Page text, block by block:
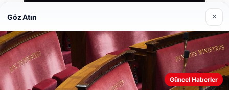
Prenses Night Club
29/04/2026
Web sitemizi nasıl kullandığınızı daha iyi anlayabilmek,
Göz Atın ×
Güncel Haberler